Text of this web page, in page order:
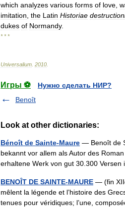
which analyzes various forms of love
imitation the Latin Historiae
dukes of Normandy.
* * *
Universalium 2010
Игры ⚽
Нужно сделать НИР?
Benoît
Look at other dictionaries:
Bénoît de Sainte-Maure — Benoît de
bekannt vor allem als Autor des
erhaltene Werk von gut 30.300
BENOÎT DE SAINTE-MAURE — (fin
mêlent la légende et l’histoire des
tenues pour véridiques; l’une,